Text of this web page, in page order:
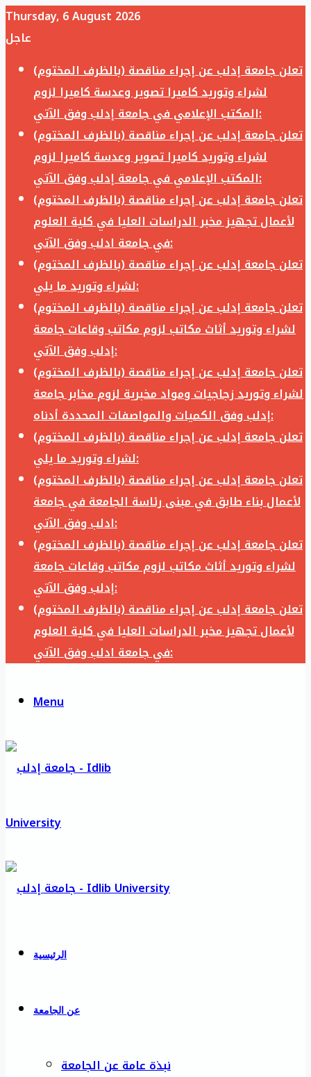
Thursday, 6 August 2026
عاجل
تعلن جامعة إدلب عن إجراء مناقصة (بالظرف المختوم)
لشراء وتوريد كاميرا تصوير وعدسة كاميرا لزوم
المكتب الإعلامي في جامعة إدلب وفق الآتي:
تعلن جامعة إدلب عن إجراء مناقصة (بالظرف المختوم)
لشراء وتوريد كاميرا تصوير وعدسة كاميرا لزوم
المكتب الإعلامي في جامعة إدلب وفق الآتي:
تعلن جامعة إدلب عن إجراء مناقصة (بالظرف المختوم)
لأعمال تجهيز مخبر الدراسات العليا في كلية العلوم
في جامعة ادلب وفق الآتي:
تعلن جامعة إدلب عن إجراء مناقصة (بالظرف المختوم)
لشراء وتوريد ما يلي:
تعلن جامعة إدلب عن إجراء مناقصة (بالظرف المختوم)
لشراء وتوريد أثاث مكاتب لزوم مكاتب وقاعات جامعة
إدلب وفق الآتي:
تعلن جامعة إدلب عن إجراء مناقصة (بالظرف المختوم)
لشراء وتوريد زجاجيات ومواد مخبرية لزوم مخابر جامعة
إدلب وفق الكميات والمواصفات المحددة أدناه:
تعلن جامعة إدلب عن إجراء مناقصة (بالظرف المختوم)
لشراء وتوريد ما يلي:
تعلن جامعة إدلب عن إجراء مناقصة (بالظرف المختوم)
لأعمال بناء طابق في مبنى رئاسة الجامعة في جامعة
ادلب وفق الآتي:
تعلن جامعة إدلب عن إجراء مناقصة (بالظرف المختوم)
لشراء وتوريد أثاث مكاتب لزوم مكاتب وقاعات جامعة
إدلب وفق الآتي:
تعلن جامعة إدلب عن إجراء مناقصة (بالظرف المختوم)
لأعمال تجهيز مخبر الدراسات العليا في كلية العلوم
في جامعة ادلب وفق الآتي:
Menu
الرئيسية
عن الجامعة
نبذة عامة عن الجامعة